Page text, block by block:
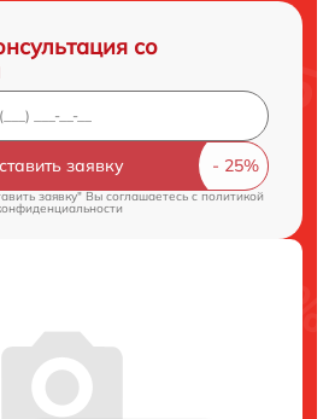
со
заявку
заявку" Вы соглашаетесь cполитикой